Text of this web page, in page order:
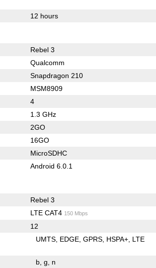
12 hours
Rebel 3
Qualcomm
Snapdragon 210
MSM8909
4
1.3 GHz
2GO
16GO
MicroSDHC
Android 6.0.1
Rebel 3
LTE CAT4 150 Mbps
12
UMTS EDGE GPRS HSPA+ LTE
b g n